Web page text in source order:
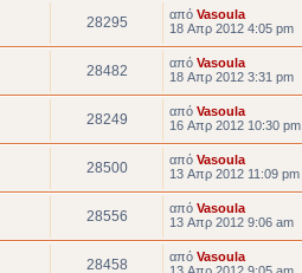
28295 από Vasoula
18 Απρ 2012 4:05 pm
28482 από Vasoula
18 Απρ 2012 3:31 pm
28249 από Vasoula
16 Απρ 2012 10:30 pm
28500 από Vasoula
13 Απρ 2012 11:09 pm
28556 από Vasoula
13 Απρ 2012 9:06 am
28458 από Vasoula
13 Απρ 2012 9:05 am